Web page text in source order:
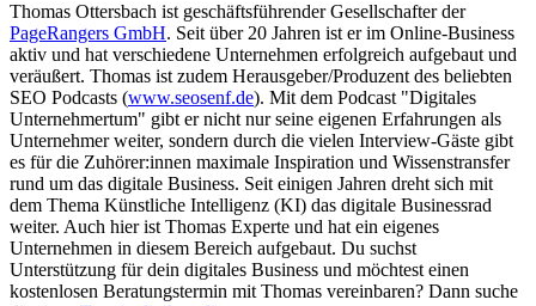
Thomas Ottersbach ist geschäftsführender Gesellschafter der
PageRangers GmbH. Seit über 20 Jahren ist er im Online-Business
aktiv und hat verschiedene Unternehmen erfolgreich aufgebaut und
veräußert. Thomas ist zudem Herausgeber/Produzent des beliebten
SEO Podcasts (www.seosenf.de). Mit dem Podcast "Digitales
Unternehmertum" gibt er nicht nur seine eigenen Erfahrungen als
Unternehmer weiter, sondern durch die vielen Interview-Gäste gibt
es für die Zuhörer:innen maximale Inspiration und Wissenstransfer
rund um das digitale Business. Seit einigen Jahren dreht sich mit
dem Thema Künstliche Intelligenz (KI) das digitale Businessrad
weiter. Auch hier ist Thomas Experte und hat ein eigenes
Unternehmen in diesem Bereich aufgebaut. Du suchst
Unterstützung für dein digitales Business und möchtest einen
kostenlosen Beratungstermin mit Thomas vereinbaren? Dann suche